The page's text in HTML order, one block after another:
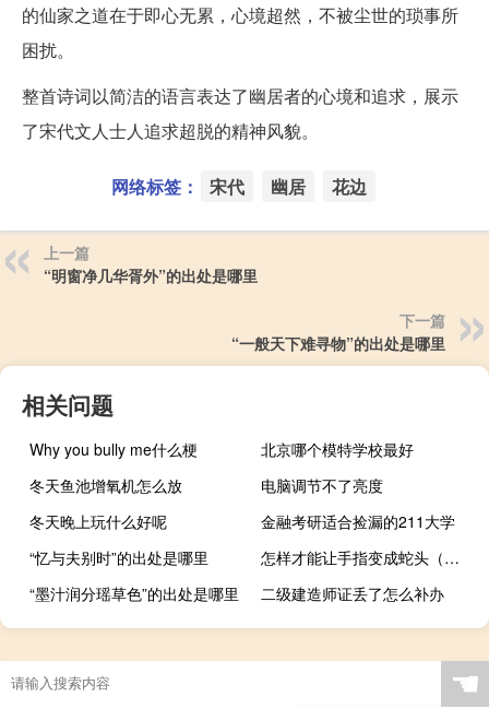
的仙家之道在于即心无累，心境超然，不被尘世的琐事所
困扰。
整首诗词以简洁的语言表达了幽居者的心境和追求，展示
了宋代文人士人追求超脱的精神风貌。
网络标签： 宋代 幽居 花边
上一篇
“明窗净几华胥外”的出处是哪里
下一篇
“一般天下难寻物”的出处是哪里
相关问题
Why you bully me什么梗
北京哪个模特学校最好
冬天鱼池增氧机怎么放
电脑调节不了亮度
冬天晚上玩什么好呢
金融考研适合捡漏的211大学
“忆与夫别时”的出处是哪里
怎样才能让手指变成蛇头（怎样才能让手指变细变长）
“墨汁润分瑶草色”的出处是哪里
二级建造师证丢了怎么补办
☚